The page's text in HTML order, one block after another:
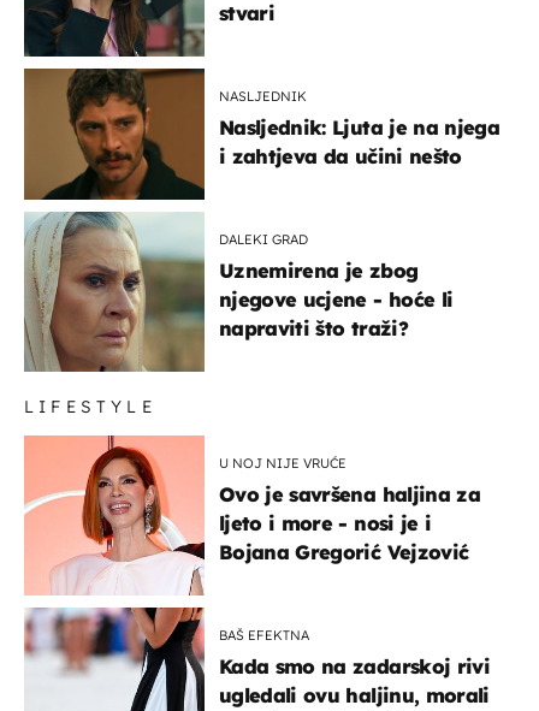
stvari
NASLJEDNIK
Nasljednik: Ljuta je na njega
i zahtjeva da učini nešto
DALEKI GRAD
Uznemirena je zbog
njegove ucjene - hoće li
napraviti što traži?
LIFESTYLE
U NOJ NIJE VRUĆE
Ovo je savršena haljina za
ljeto i more - nosi je i
Bojana Gregorić Vejzović
BAŠ EFEKTNA
Kada smo na zadarskoj rivi
ugledali ovu haljinu, morali